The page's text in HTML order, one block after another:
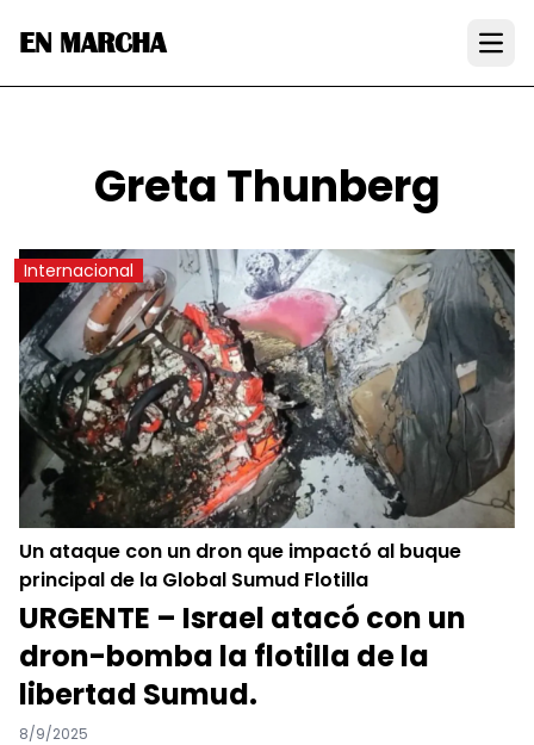
EN MARCHA
Greta Thunberg
Internacional
Un ataque con un dron que impactó al buque
principal de la Global Sumud Flotilla
URGENTE – Israel atacó con un
dron-bomba la flotilla de la
libertad Sumud.
8/9/2025